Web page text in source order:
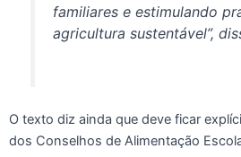
familiares e estimulando
agricultura sustentável”,
O texto diz ainda que deve ficar
dos Conselhos de Alimentação